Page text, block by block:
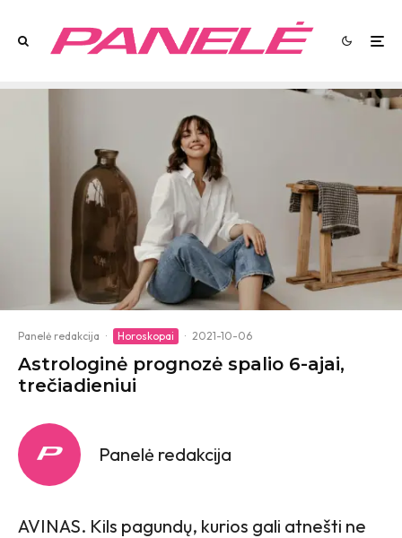
Panelė redakcija · Horoskopai · 2021-10-06
Astrologinė prognozė spalio 6-ajai,
trečiadieniui
Panelė redakcija
AVINAS. Kils pagundų, kurios gali atnešti ne